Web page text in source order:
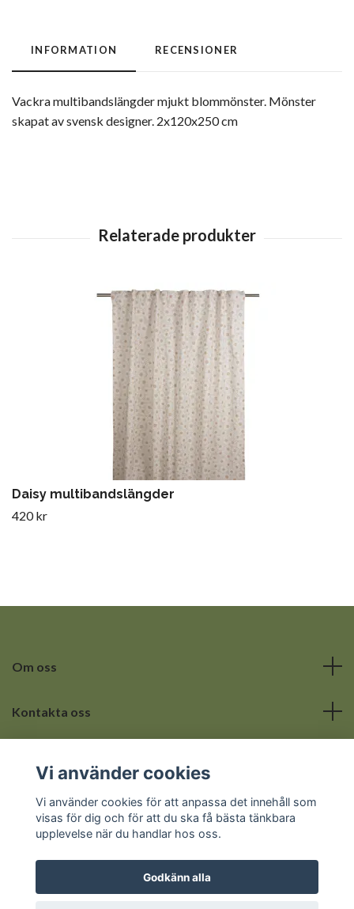
INFORMATION RECENSIONER
Vackra multibandslängder mjukt blommönster. Mönster
skapat av svensk designer. 2x120x250 cm
Daisy multibandslängder
420 kr
Om oss
Kontakta oss
Sociala medier
Vi använder cookies
Vi använder cookies för att anpassa det innehåll som
visas för dig och för att du ska få bästa tänkbara
upplevelse när du handlar hos oss.
Godkänn alla